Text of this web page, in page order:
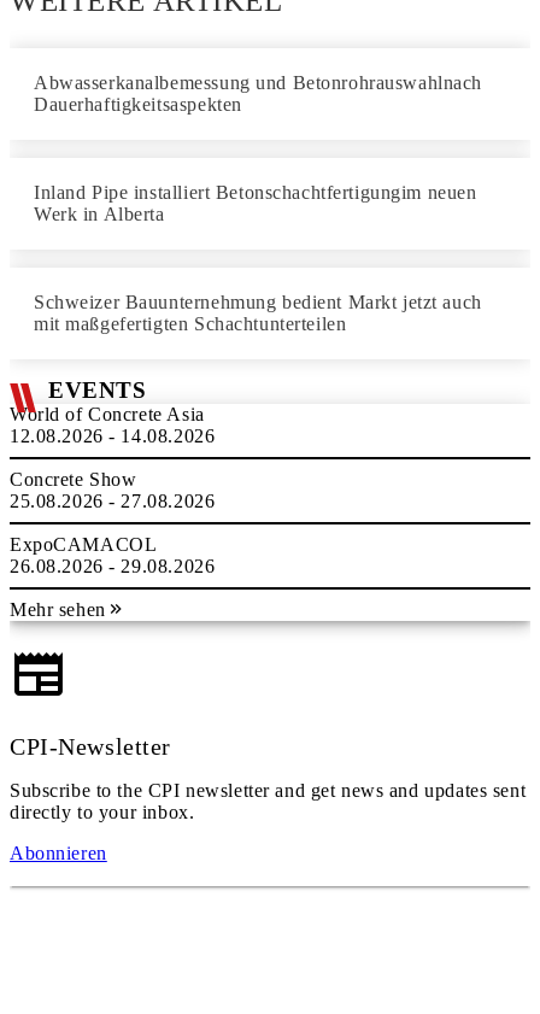
Abwasserkanalbemessung und Betonrohrauswahlnach
Dauerhaftigkeitsaspekten
Inland Pipe installiert Betonschachtfertigungim neuen
Werk in Alberta
Schweizer Bauunternehmung bedient Markt jetzt auch
mit maßgefertigten Schachtunterteilen
EVENTS
World of Concrete Asia
12.08.2026 - 14.08.2026
Concrete Show
25.08.2026 - 27.08.2026
ExpoCAMACOL
26.08.2026 - 29.08.2026
Mehr sehen
CPI-Newsletter
Subscribe to the CPI newsletter and get news and updates sent
directly to your inbox.
Abonnieren